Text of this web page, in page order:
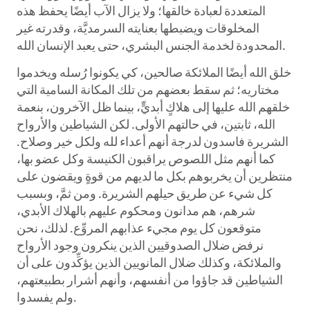
المتعددة لعبادة خالقها؛ ولا يزال الآب أيضًا يحفظ هذه
المخلوقات ويضبطها بعنايته السرمديَّة، وقدرته غير
المحدودة لخدمة الجنس البشري، حتى يعبد الإنسان الله.
خلق الله أيضًا الملائكة صالحين، كي يكونوا رُسله ويخدموا
مختاريه؛ ثم سقط بعضهم من تلك المكانة السامية التي
خلقهم الله عليها إلى هلاكٍ أبديٍّ، بينما ظل الآخرون، بنعمة
الله، ثابتين، في حالتهم الأولى. لكن الشياطين والأرواح
الشريرة فاسدون لدرجة أنهم أعداء لله ولكل خير وصلاح.
كما أنهم مثل اللصوص يراقبون الكنيسة وكل عضو بها،
منتظرين أن يخربوهم بكل ما لديهم من قوةٍ ويقضون على
كل شيء عن طريق حيلهم الشريرة. ومن ثمَّ، وبسبب
شرهم، هم مدانون ومحكوم عليهم بالهلاك الأبدي،
متوقعون كل يوم مجيء عذابهم المروِّع. لذلك، نحن
نرفض ضلال الصدوقيين الذين ينكرون وجود الأرواح
والملائكة، وكذلك ضلال المانويين الذين يؤكِّدون على أن
الشياطين قد جاؤوا من أنفسهم، وأنهم أشرار بطبيعتهم،
ولم يفسدوا.